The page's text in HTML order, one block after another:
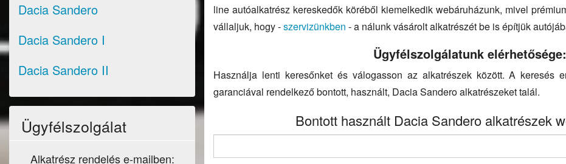
line autóalkatrész kereskedők köréből kiemelkedik webáruházunk, mivel
vállaljuk, hogy -szervizünkben - a nálunk vásárolt alkatrészét be is építjük
Ügyfélszolgálatunk
Használja lenti keresőnket és válogasson az alkatrészek között. A keresés
garanciával rendelkező bontott, használt, Dacia Sandero alkatrészeket talál.
Bontott használt Dacia Sandero alkatrészek
Dacia Sandero
Dacia Sandero I
Dacia Sandero II
Ügyfélszolgálat
Alkatrész rendelés e-mailben: